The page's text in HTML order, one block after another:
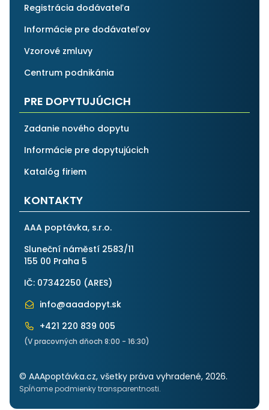
Registrácia dodávateľa
Informácie pre dodávateľov
Vzorové zmluvy
Centrum podnikánia
PRE DOPYTUJÚCICH
Zadanie nového dopytu
Informácie pre dopytujúcich
Katalóg firiem
KONTAKTY
AAA poptávka, s.r.o.
Sluneční náměstí 2583/11
155 00 Praha 5
IČ: 07342250 (ARES)
info@aaadopyt.sk
+421 220 839 005
(V pracovných dňoch 8:00 - 16:30)
© AAApoptávka.cz, všetky práva vyhradené, 2026.
Spĺňame podmienky transparentnosti.